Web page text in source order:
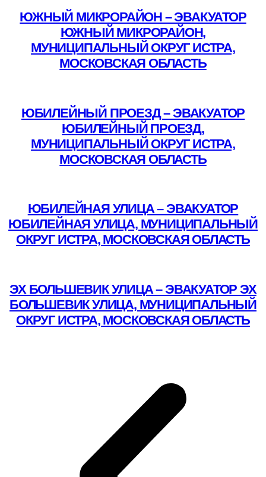
ЮЖНЫЙ МИКРОРАЙОН – ЭВАКУАТОР
ЮЖНЫЙ МИКРОРАЙОН,
МУНИЦИПАЛЬНЫЙ ОКРУГ ИСТРА,
МОСКОВСКАЯ ОБЛАСТЬ
ЮБИЛЕЙНЫЙ ПРОЕЗД – ЭВАКУАТОР
ЮБИЛЕЙНЫЙ ПРОЕЗД,
МУНИЦИПАЛЬНЫЙ ОКРУГ ИСТРА,
МОСКОВСКАЯ ОБЛАСТЬ
ЮБИЛЕЙНАЯ УЛИЦА – ЭВАКУАТОР
ЮБИЛЕЙНАЯ УЛИЦА, МУНИЦИПАЛЬНЫЙ
ОКРУГ ИСТРА, МОСКОВСКАЯ ОБЛАСТЬ
ЭХ БОЛЬШЕВИК УЛИЦА – ЭВАКУАТОР ЭХ
БОЛЬШЕВИК УЛИЦА, МУНИЦИПАЛЬНЫЙ
ОКРУГ ИСТРА, МОСКОВСКАЯ ОБЛАСТЬ